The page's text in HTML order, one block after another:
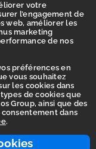
votre
l’engagement de
web, améliorer les
marketing
de nos
préférences en
vous souhaitez
les cookies dans
de cookies que
Group, ainsi que des
dans
.